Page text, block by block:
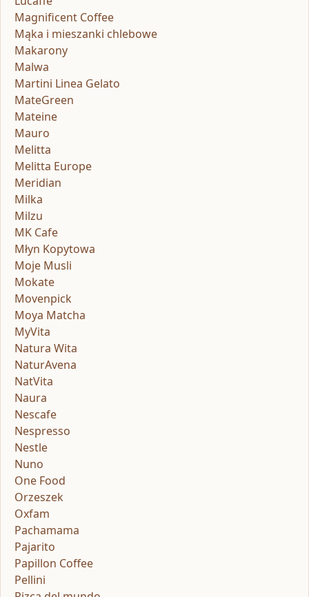
Magnificent Coffee
Mąka i mieszanki chlebowe
Makarony
Malwa
Martini Linea Gelato
MateGreen
Mateine
Mauro
Melitta
Melitta Europe
Meridian
Milka
Milzu
MK Cafe
Młyn Kopytowa
Moje Musli
Mokate
Movenpick
Moya Matcha
MyVita
Natura Wita
NaturAvena
NatVita
Naura
Nescafe
Nespresso
Nestle
Nuno
One Food
Orzeszek
Oxfam
Pachamama
Pajarito
Papillon Coffee
Pellini